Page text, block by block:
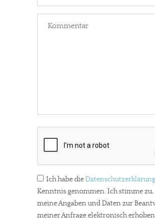
Ich habe dieDatenschutzerklärung
Kenntnis genommen. Ich stimme zu,
meine Angaben und Daten zur
meiner Anfrage elektronisch